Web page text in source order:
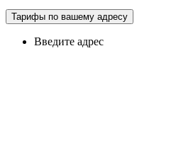
Тарифы по вашему адресу
Введите адрес